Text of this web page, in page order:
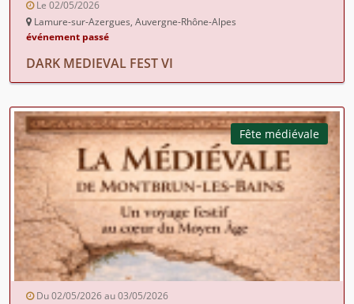
Le 02/05/2026
Lamure-sur-Azergues, Auvergne-Rhône-Alpes
événement passé
DARK MEDIEVAL FEST VI
Fête médiévale
Du 02/05/2026 au 03/05/2026